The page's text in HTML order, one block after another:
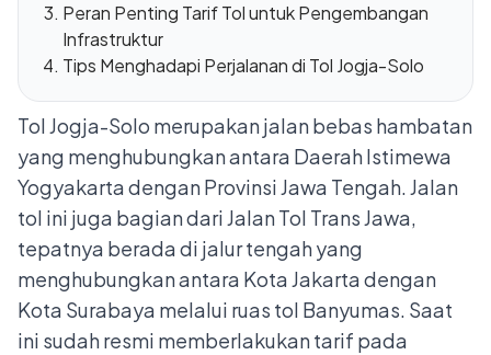
Peran Penting Tarif Tol untuk Pengembangan
Infrastruktur
Tips Menghadapi Perjalanan di Tol Jogja-Solo
Tol Jogja-Solo merupakan jalan bebas hambatan
yang menghubungkan antara Daerah Istimewa
Yogyakarta dengan Provinsi Jawa Tengah. Jalan
tol ini juga bagian dariJalan Tol Trans Jawa,
tepatnya berada di jalur tengah yang
menghubungkan antara Kota Jakarta dengan
Kota Surabaya melalui ruas tol Banyumas. Saat
ini sudah resmi memberlakukan tarif pada